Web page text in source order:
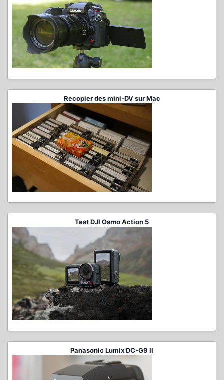
Recopier des mini-DV sur Mac
Test DJI Osmo Action 5
Panasonic Lumix DC-G9 II